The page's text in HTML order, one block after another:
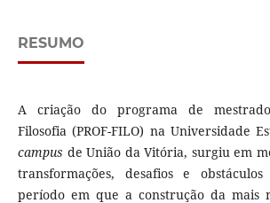
RESUMO
A criação do programa de
Filosofia (PROF-FILO) na Universidade
campus de União da Vitória, surgiu em
transformações, desafios e
período em que a construção da mais